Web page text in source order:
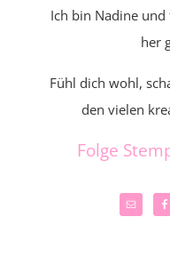
Ich bin Nadine
her
Fühl dich wohl,
den vielen
Folge